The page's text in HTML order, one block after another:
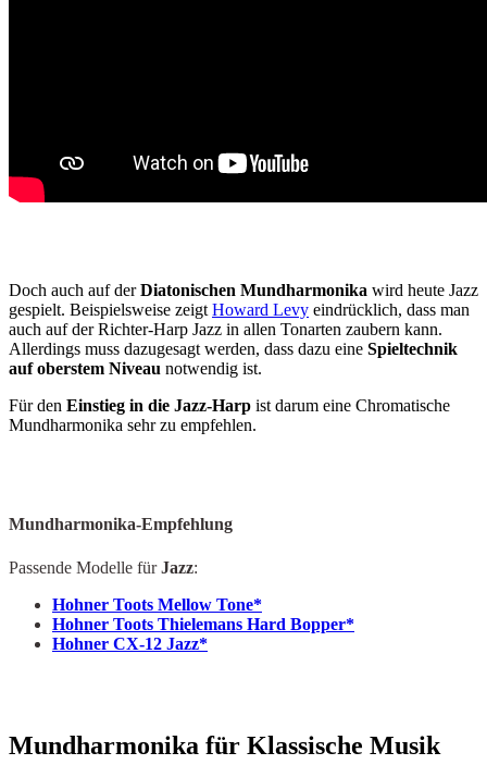
Doch auch auf derDiatonischen Mundharmonika wird heute Jazz
gespielt. Beispielsweise zeigt Howard Levy eindrücklich, dass man
auch auf der Richter-Harp Jazz in allen Tonarten zaubern kann.
Allerdings muss dazugesagt werden, dass dazu eine Spieltechnik
auf oberstem Niveau notwendig ist.
Für den Einstieg in die Jazz-Harp ist darum eine Chromatische
Mundharmonika sehr zu empfehlen.
Mundharmonika-Empfehlung
Passende Modelle fürJazz:
Hohner Toots Mellow Tone*
Hohner Toots Thielemans Hard Bopper*
Hohner CX-12 Jazz*
Mundharmonika für Klassische Musik